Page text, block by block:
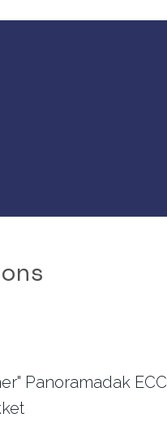
Panoramadak ECC